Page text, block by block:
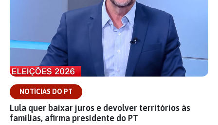
NOTÍCIAS DO PT
Lula quer baixar juros e devolver territórios às
famílias, afirma presidente do PT